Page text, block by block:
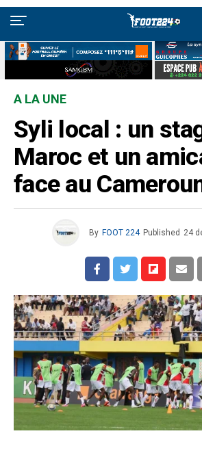
A LA UNE
Syli local : un
Maroc et un
face au
By FOOT 224 Published 24